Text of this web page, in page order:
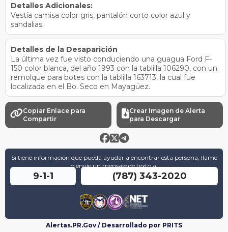
Detalles Adicionales:
Vestía camisa color gris, pantalón corto color azul y
sandalias.
Detalles de la Desaparición
La última vez fue visto conduciendo una guagua Ford F-
150 color blanca, del año 1993 con la tablilla 106290, con un
remolque para botes con la tablilla 163713, la cual fue
localizada en el Bo. Seco en Mayagüez.
Copiar Enlace para
Compartir
Crear Imagen de Alerta
para Descargar

Si tiene información que pueda ayudar a encontrar esta persona, llame
o envíe un mensaje de texto a:
9-1-1 (787) 343-2020
Alertas.PR.Gov / Desarrollado por PRITS